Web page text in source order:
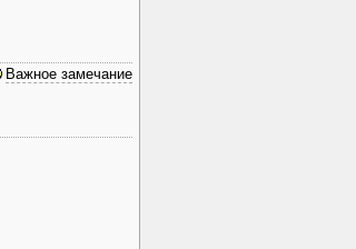
Важное замечание